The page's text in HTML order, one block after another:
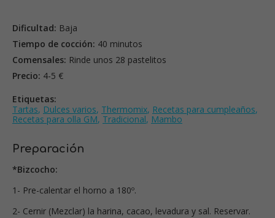
Dificultad: Baja
Tiempo de cocción: 40 minutos
Comensales: Rinde unos 28 pastelitos
Precio: 4-5 €
Etiquetas:
Tartas, Dulces varios, Thermomix, Recetas para cumpleaños,
Recetas para olla GM, Tradicional, Mambo
Preparación
*Bizcocho:
1- Pre-calentar el horno a 180º.
2- Cernir (Mezclar) la harina, cacao, levadura y sal. Reservar.